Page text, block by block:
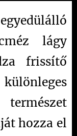
lágy
frissítő
hozza el